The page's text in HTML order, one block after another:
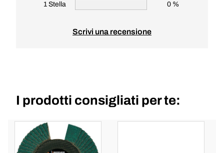
1 Stella 0 %
Scrivi una recensione
I prodotti consigliati per te: